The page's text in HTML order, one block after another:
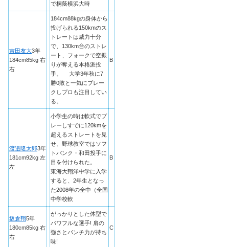
で桐蔭横浜大時
吉田友大3年
184cm85kg 右
右
184cm88kgの身体から
投げられる150kmのス
トレートは威力十分
で、130km台のストレ
ート、フォークで空振
りが奪える本格派投
手。 大学3年秋に7
勝0敗と一気にブレー
クしプロも注目してい
る。
B
渡邉隆太郎3年
181cm92kg 左
左
小学生の時は軟式でプ
レーしすでに120kmを
超えるストレートを見
せ、野球教室ではソフ
トバンク・和田投手に
目を付けられた。
東海大翔洋中学に入学
すると、2年生となっ
た2008年の全中（全国
中学校軟
B
坂倉翔5年
180cm85kg 右
右
がっかりとした体型で
パワフルな選手! 肩の
強さとパンチ力が持ち
味!
C